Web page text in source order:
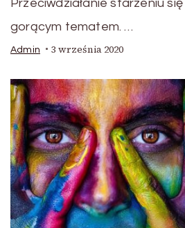
Przeciwdziałanie starzeniu
gorącym tematem. …
Admin 3 września 2020